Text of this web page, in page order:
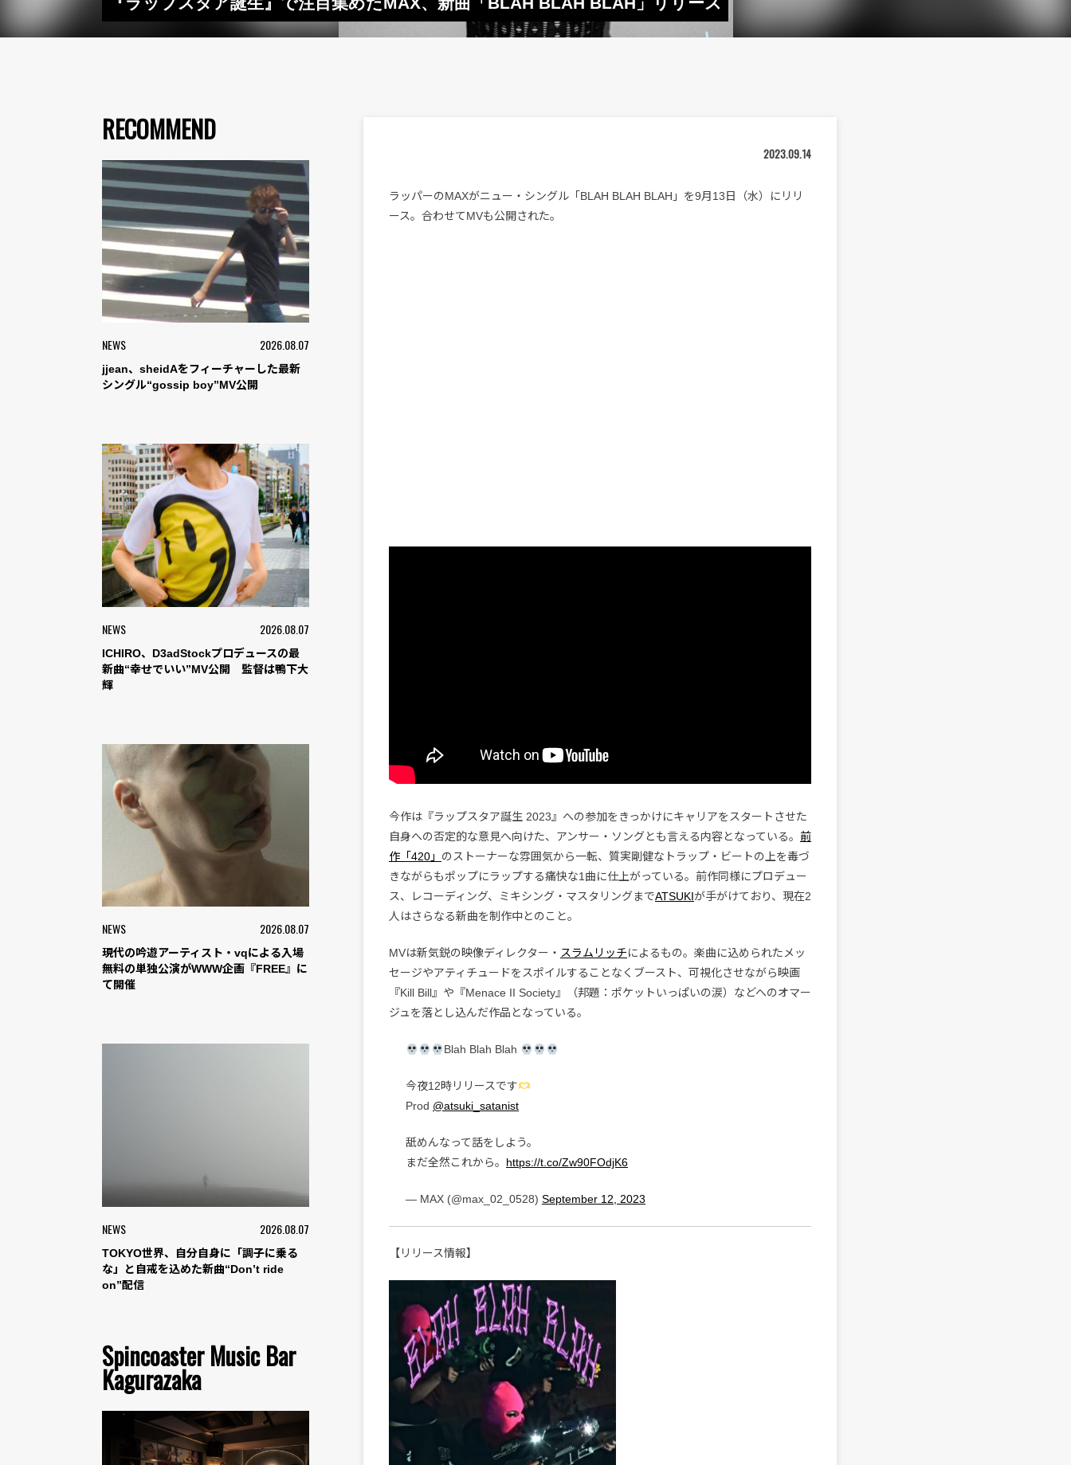
RECOMMEND
NEWS 2026.08.07
jjean、sheidAをフィーチャーした最新
シングル“gossip boy”MV公開
NEWS 2026.08.07
ICHIRO、D3adStockプロデュースの最
新曲“幸せでいい”MV公開 監督は鴨下大
輝
NEWS 2026.08.07
現代の吟遊アーティスト・vqによる入場
無料の単独公演がWWW企画『FREE』に
て開催
NEWS 2026.08.07
TOKYO世界、自分自身に「調子に乗る
な」と自戒を込めた新曲“Don’t ride
on”配信
Spincoaster Music Bar
Kagurazaka
2023.09.14
ラッパーのMAXがニュー・シングル「BLAH BLAH BLAH」を9月13日（水）にリリ
ース。合わせてMVも公開された。
今作は『ラップスタア誕生 2023』への参加をきっかけにキャリアをスタートさせた
自身への否定的な意見へ向けた、アンサー・ソングとも言える内容となっている。 前
作「420」 のストーナーな雰囲気から一転、質実剛健なトラップ・ビートの上を毒づ
きながらもポップにラップする痛快な1曲に仕上がっている。前作同様にプロデュー
ス、レコーディング、ミキシング・マスタリングまでATSUKIが手がけており、現在2
人はさらなる新曲を制作中とのこと。
MVは新気鋭の映像ディレクター・ スラムリッチによるもの。楽曲に込められたメッ
セージやアティチュードをスポイルすることなくブースト、可視化させながら映画
『Kill Bill』や『Menace II Society』（邦題：ポケットいっぱいの涙）などへのオマー
ジュを落とし込んだ作品となっている。
Blah Blah Blah
今夜12時リリースです
Prod @atsuki_satanist
舐めんなって話をしよう。
まだ全然これから。 https://t.co/Zw90FOdjK6
— MAX (@max_02_0528) September 12, 2023
【リリース情報】